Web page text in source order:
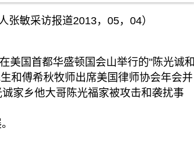
张敏采访报道2013，05，04）
美国首都华盛顿国会山举行的"陈光诚和
和傅希秋牧师出席美国律师协会年会并
家乡他大哥陈光福家被攻击和袭扰事